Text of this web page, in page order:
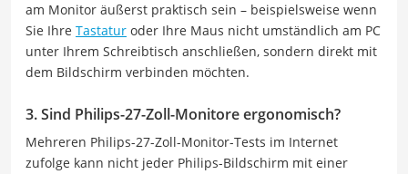
am Monitor äußerst praktisch sein – beispielsweise wenn
Sie Ihre Tastatur oder Ihre Maus nicht umständlich am PC
unter Ihrem Schreibtisch anschließen, sondern direkt mit
dem Bildschirm verbinden möchten.
3. Sind Philips-27-Zoll-Monitore ergonomisch?
Mehreren Philips-27-Zoll-Monitor-Tests im Internet
zufolge kann nicht jeder Philips-Bildschirm mit einer